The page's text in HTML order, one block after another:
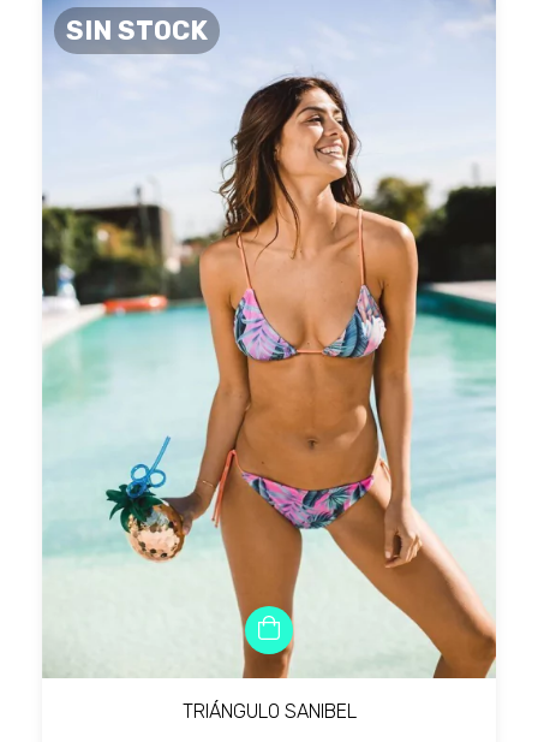
SIN STOCK
TRIÁNGULO SANIBEL